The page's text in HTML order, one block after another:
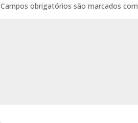
Campos obrigatórios são marcados com